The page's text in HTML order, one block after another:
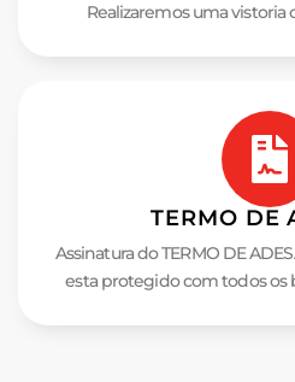
Realizaremos uma vistoria
TERMO DE
Assinatura do TERMO DE
esta protegido com todos os